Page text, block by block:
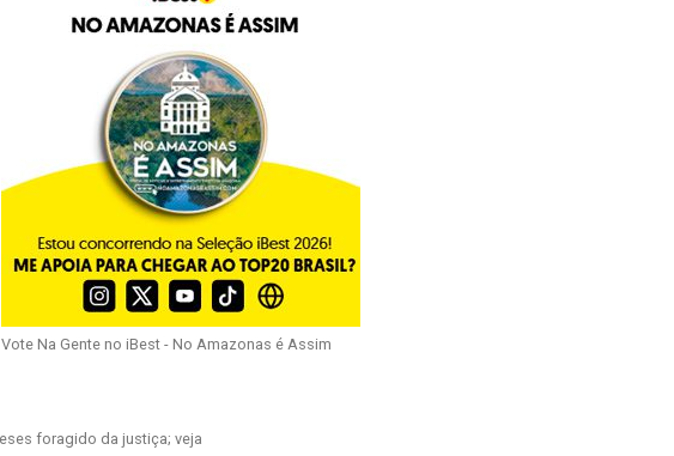
Vote Na Gente no iBest - No Amazonas é Assim